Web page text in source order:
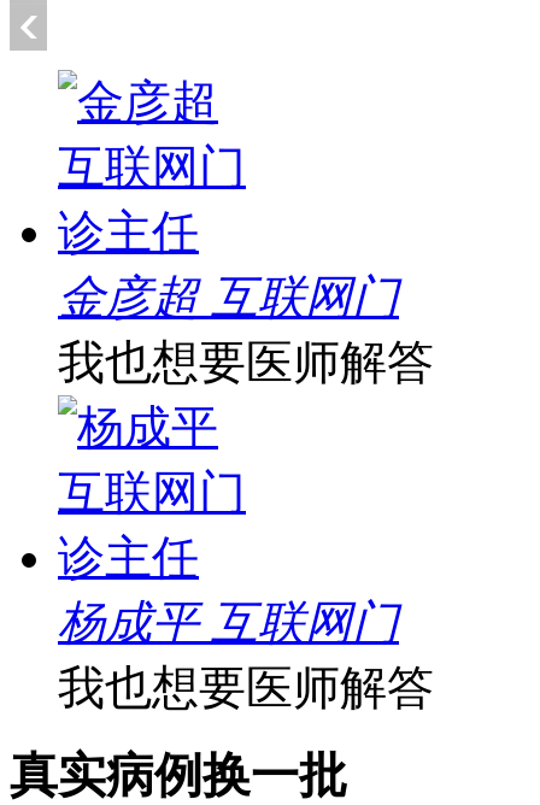
金彦超 互联网门
我也想要医师解答
杨成平 互联网门
我也想要医师解答
真实病例换一批